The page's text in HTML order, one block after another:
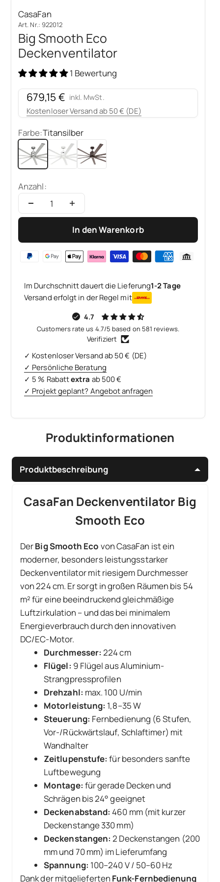
CasaFan
Art. Nr.: 922012
Big Smooth Eco
Deckenventilator
1 Bewertung
Angebot
679,15 € inkl. MwSt.
Kostenloser Versand ab 50 € (DE)
Farbe:Titansilber
TitansilberWeiß Bronze
Anzahl:
In den Warenkorb
Im Durchschnitt dauert die Lieferung1-2 Tage
Versand erfolgt in der Regel mit
4.7
Customers rate us 4.7/5 based on 581 reviews.
Verifiziert
✓ Kostenloser Versand ab 50 € (DE)
✓ Persönliche Beratung
✓ 5 % Rabattextra ab 500 €
✓ Projekt geplant? Angebot anfragen
Produktinformationen
Produktbeschreibung
CasaFan Deckenventilator Big
Smooth Eco
DerBig Smooth Eco von CasaFan ist ein
moderner, besonders leistungsstarker
Deckenventilator mit riesigem Durchmesser
von 224 cm. Er sorgt in großen Räumen bis 54
m² für eine beeindruckend gleichmäßige
Luftzirkulation – und das bei minimalem
Energieverbrauch durch den innovativen
DC/EC-Motor.
Durchmesser: 224 cm
Flügel: 9 Flügel aus Aluminium-
Strangpressprofilen
Drehzahl: max. 100 U/min
Motorleistung: 1,8–35 W
Steuerung: Fernbedienung (6 Stufen,
Vor-/Rückwärtslauf, Schlaftimer) mit
Wandhalter
Zeitlupenstufe: für besonders sanfte
Luftbewegung
Montage: für gerade Decken und
Schrägen bis 24° geeignet
Deckenabstand: 460 mm (mit kurzer
Deckenstange 330 mm)
Deckenstangen: 2 Deckenstangen (200
mm und 70 mm) im Lieferumfang
Spannung: 100–240 V / 50–60 Hz
Dank der mitgelieferten Funk-Fernbedienung